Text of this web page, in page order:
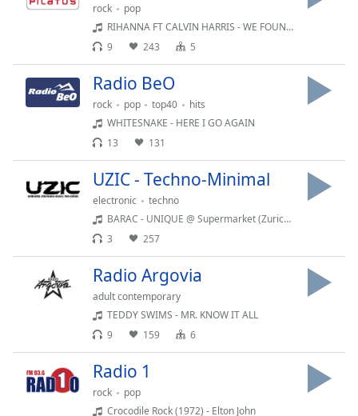
Edge
Font
Family
Done
Modal
Dialog
dialog
rock
pop
RIHANNA FT CALVIN HARRIS - WE FOUND LOVE
9
243 5
Radio BeO
rock pop top40
hits
WHITESNAKE - HERE I GO AGAIN
13
131
UZIC - Techno-Minimal
electronic
techno
BARAC - UNIQUE @ Supermarket (Zurich : CH)
3
257
Radio Argovia
adult contemporary
TEDDY SWIMS - MR. KNOW IT ALL
9
159 6
Radio 1
rock
pop
Crocodile Rock (1972) - Elton John